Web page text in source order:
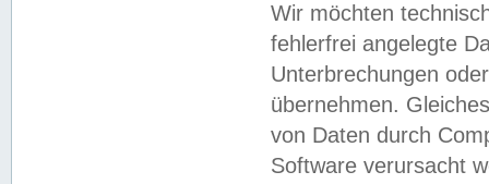
Wir möchten
fehlerfrei angelegte
Unterbrechungen
übernehmen.
von Daten durch
Software verursacht